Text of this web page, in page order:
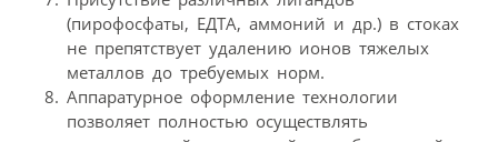
(пирофосфаты, ЕДТА, аммоний и др.) в стоках
не препятствует удалению ионов тяжелых
металлов до требуемых норм.
Аппаратурное оформление технологии
позволяет полностью осуществлять